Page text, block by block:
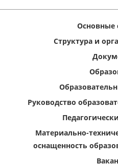
Основные
Структура и
Руководство
Материально-
оснащенность